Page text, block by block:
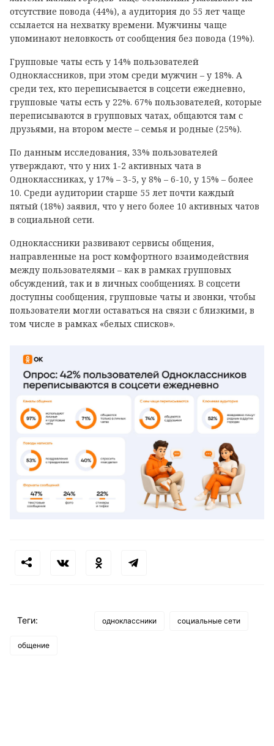
отсутствие повода (44%), а аудитория до 55 лет чаще
ссылается на нехватку времени. Мужчины чаще
упоминают неловкость от сообщения без повода (19%).
Групповые чаты есть у 14% пользователей
Одноклассников, при этом среди мужчин – у 18%. А
среди тех, кто переписывается в соцсети ежедневно,
групповые чаты есть у 22%. 67% пользователей, которые
переписываются в групповых чатах, общаются там с
друзьями, на втором месте – семья и родные (25%).
По данным исследования, 33% пользователей
утверждают, что у них 1-2 активных чата в
Одноклассниках, у 17% – 3-5, у 8% – 6-10, у 15% – более
10. Среди аудитории старше 55 лет почти каждый
пятый (18%) заявил, что у него более 10 активных чатов
в социальной сети.
Одноклассники развивают сервисы общения,
направленные на рост комфортного взаимодействия
между пользователями – как в рамках групповых
обсуждений, так и в личных сообщениях. В соцсети
доступны сообщения, групповые чаты и звонки, чтобы
пользователи могли оставаться на связи с близкими, в
том числе в рамках «белых списков».
Теги: одноклассники социальные сети
общение